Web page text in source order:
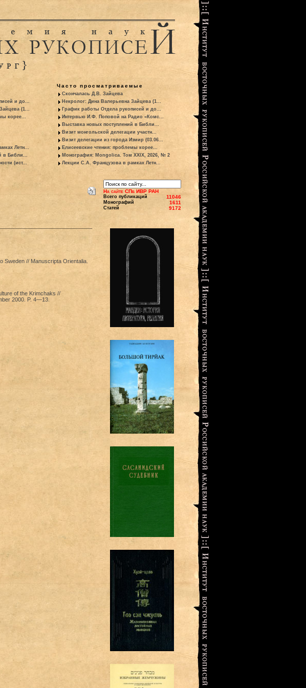
и до...
(1...
корее...
Летн...
в Библи...
(ист...
Часто просматриваемые
Скончалась Д.В. Зайцева
Некролог: Дина Валерьевна Зайцева (1...
График работы Отдела рукописей и до...
Интервью И.Ф. Поповой на Радио «Комс...
Выставка новых поступлений в Библи...
Визит монгольской делегации участн...
Визит делегации из города Измир (03.06...
Елисеевские чтения: проблемы корее...
Монография: Mongolica. Том XXIX, 2026, № 2
Лекции С.А. Французова в рамках Летн...
Sweden // Manuscripta Orientalia.
of the Krimchaks //
2000. P. 4—13.
На сайте СПб ИВР РАН
Всего публикаций 11046
Монографий 1611
Статей 9172